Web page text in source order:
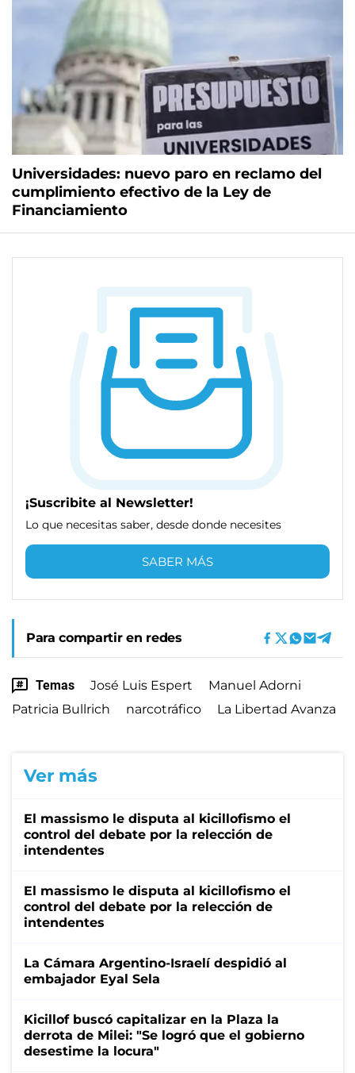
Universidades: nuevo paro en reclamo del
cumplimiento efectivo de la Ley de
Financiamiento
¡Suscribite al Newsletter!
Lo que necesitas saber, desde donde necesites
SABER MÁS
Para compartir en redes
Temas José Luis Espert
Manuel Adorni
Patricia Bullrich
narcotráfico La Libertad Avanza
Ver más
El massismo le disputa al kicillofismo el
control del debate por la relección de
intendentes
El massismo le disputa al kicillofismo el
control del debate por la relección de
intendentes
La Cámara Argentino-Israelí despidió al
embajador Eyal Sela
Kicillof buscó capitalizar en la Plaza la
derrota de Milei: "Se logró que el gobierno
desestime la locura"